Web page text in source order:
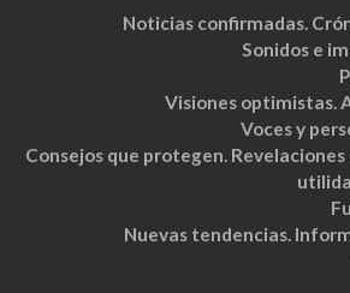
Noticias confirmadas.
Sonidos e
Visiones optimistas.
Voces y
Consejos que protegen.
Nuevas tendencias.